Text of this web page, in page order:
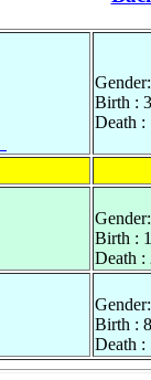
Birth :
Death :
Birth :
Death :
Birth :
Death :